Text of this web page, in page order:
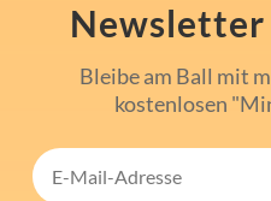
Newsletter
Bleibe am Ball mit
kostenlosen